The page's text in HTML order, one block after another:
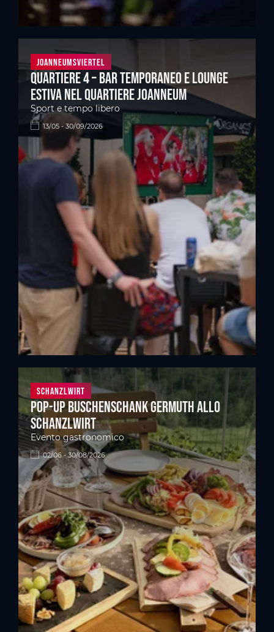
Joanneumsviertel
Quartiere 4 – Bar temporaneo e lounge
estiva nel quartiere Joanneum
Sport e tempo libero
13/05 - 30/09/2026
Schanzlwirt
Pop-up Buschenschank Germuth allo
Schanzlwirt
Evento gastronomico
02/06 - 30/08/2026